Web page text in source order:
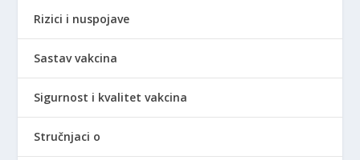
Rizici i nuspojave
Sastav vakcina
Sigurnost i kvalitet vakcina
Stručnjaci o